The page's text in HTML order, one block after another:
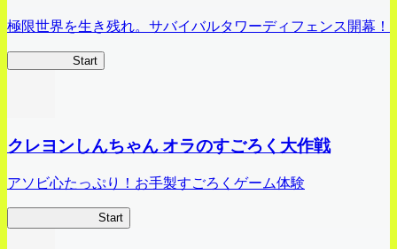
極限世界を生き残れ。サバイバルタワーディフェンス開幕！
Start
クレヨンしんちゃん オラのすごろく大作戦
アソビ心たっぷり！お手製すごろくゲーム体験
Start